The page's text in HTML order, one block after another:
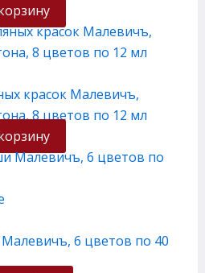
красок Малевичъ,
8 цветов по 12 мл
6 цветов по 40